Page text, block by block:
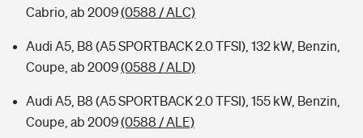
Cabrio, ab 2009(0588 / ALC)
Audi A5, B8 (A5 SPORTBACK 2.0 TFSI), 132 kW, Benzin,
Coupe, ab 2009(0588 / ALD)
Audi A5, B8 (A5 SPORTBACK 2.0 TFSI), 155 kW, Benzin,
Coupe, ab 2009(0588 / ALE)